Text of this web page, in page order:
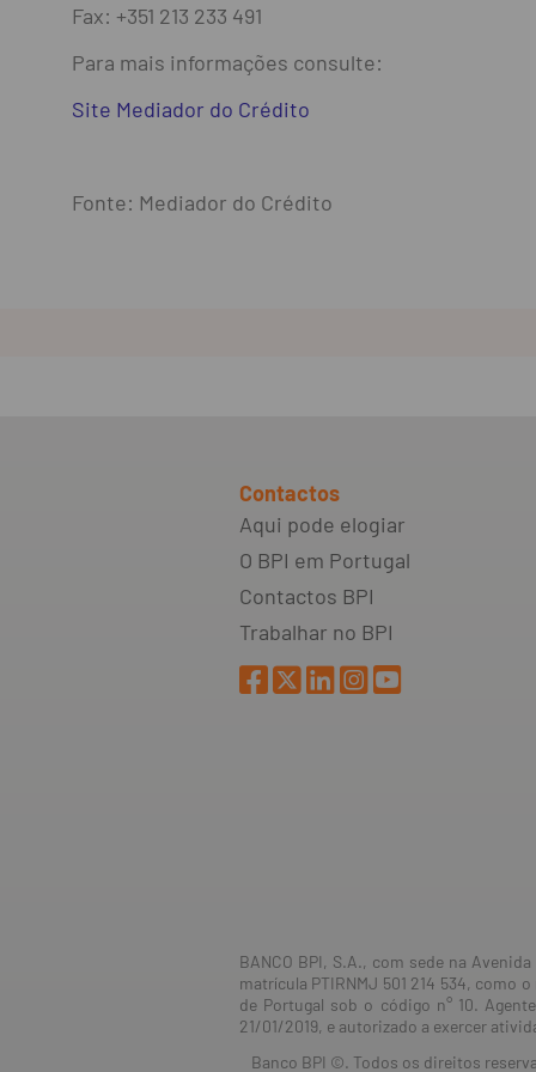
Fax: +351 213 233 491
Para mais informações consulte:
Site Mediador do Crédito
Fonte: Mediador do Crédito
Contactos
Aqui pode elogiar
O BPI em Portugal
Contactos BPI
Trabalhar no BPI
BANCO BPI, S.A., com sede na
matrícula PTIRNMJ 501 214 534, como
de Portugal sob o código n° 10.
21/01/2019, e autorizado a exercer
Banco BPI ©. Todos os direitos